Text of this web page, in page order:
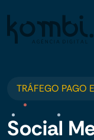
TRÁFEGO PAGO
Social